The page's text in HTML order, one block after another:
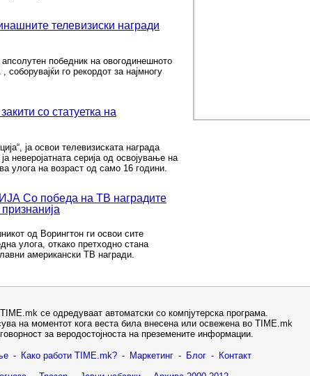
телевизиски награди
победник на овогодинешното
го рекордот за најмногу
со статуетка на
ја освои телевизиската награда
неверојатната серија од освојување на
улога на возраст од само 16 години.
победа на ТВ наградите
од Ворингтон ги освои сите
улога, откако претходно стана
американски ТВ награди.
се одредуваат автоматски со компјутерска програма.
на моментот кога веста била внесена или освежена во TIME.mk
за веродостојноста на преземените информации.
- Како работи TIME.mk? - Маркетинг - Блог - Контакт